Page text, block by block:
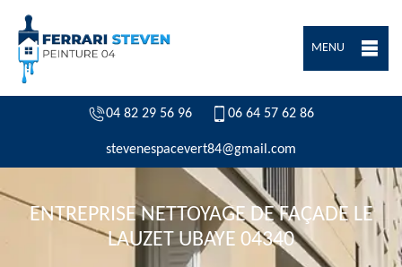
MENU
04 82 29 56 96 06 64 57 62 86
stevenespacevert84@gmail.com
ENTREPRISE NETTOYAGE DE FAÇADE LE
LAUZET UBAYE 04340